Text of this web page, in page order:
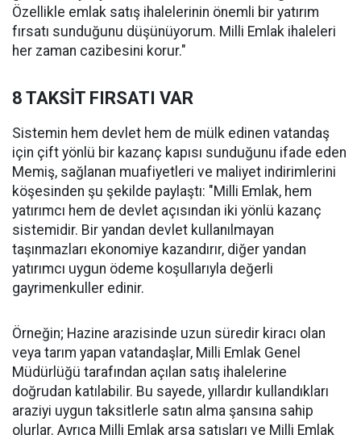
Özellikle emlak satış ihalelerinin önemli bir yatırım
fırsatı sunduğunu düşünüyorum. Milli Emlak ihaleleri
her zaman cazibesini korur."
8 TAKSİT FIRSATI VAR
Sistemin hem devlet hem de mülk edinen vatandaş
için çift yönlü bir kazanç kapısı sunduğunu ifade eden
Memiş, sağlanan muafiyetleri ve maliyet indirimlerini
köşesinden şu şekilde paylaştı: "Milli Emlak, hem
yatırımcı hem de devlet açısından iki yönlü kazanç
sistemidir. Bir yandan devlet kullanılmayan
taşınmazları ekonomiye kazandırır, diğer yandan
yatırımcı uygun ödeme koşullarıyla değerli
gayrimenkuller edinir.
Örneğin; Hazine arazisinde uzun süredir kiracı olan
veya tarım yapan vatandaşlar, Milli Emlak Genel
Müdürlüğü tarafından açılan satış ihalelerine
doğrudan katılabilir. Bu sayede, yıllardır kullandıkları
araziyi uygun taksitlerle satın alma şansına sahip
olurlar. Ayrıca Milli Emlak arsa satışları ve Milli Emlak